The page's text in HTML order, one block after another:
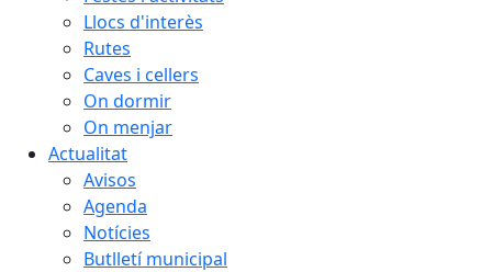
Llocs d'interès
Rutes
Caves i cellers
On dormir
On menjar
Actualitat
Avisos
Agenda
Notícies
Butlletí municipal